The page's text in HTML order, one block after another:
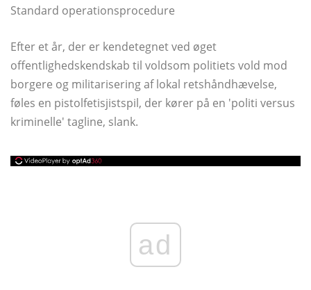
Standard operationsprocedure
Efter et år, der er kendetegnet ved øget
offentlighedskendskab til voldsom politiets vold mod
borgere og militarisering af lokal retshåndhævelse,
føles en pistolfetisjistspil, der kører på en 'politi versus
kriminelle' tagline, slank.
ad